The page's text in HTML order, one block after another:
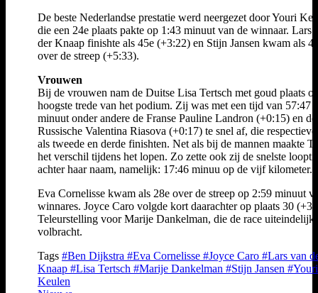
De beste Nederlandse prestatie werd neergezet door Youri
die een 24e plaats pakte op 1:43 minuut van de winnaar. Lars
der Knaap finishte als 45e (+3:22) en Stijn Jansen kwam als
over de streep (+5:33).
Vrouwen
Bij de vrouwen nam de Duitse Lisa Tertsch met goud plaats
hoogste trede van het podium. Zij was met een tijd van 57:47
minuut onder andere de Franse Pauline Landron (+0:15) en de
Russische Valentina Riasova (+0:17) te snel af, die
als tweede en derde finishten. Net als bij de mannen maakte
het verschil tijdens het lopen. Zo zette ook zij de snelste
achter haar naam, namelijk: 17:46 minuu op de vijf kilometer.
Eva Cornelisse kwam als 28e over de streep op 2:59 minuut
winnares. Joyce Caro volgde kort daarachter op plaats 30
Teleurstelling voor Marije Dankelman, die de race uiteindelijk
volbracht.
Tags #Ben Dijkstra #Eva Cornelisse #Joyce Caro #Lars van
Knaap #Lisa Tertsch #Marije Dankelman #Stijn Jansen #Youri
Keulen